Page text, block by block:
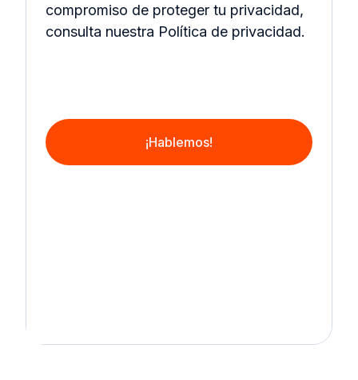
compromiso de proteger tu privacidad,
consulta nuestra Política de privacidad.
¡Hablemos!